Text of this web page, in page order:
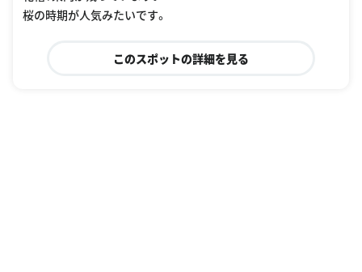
桜の時期が人気みたいです。
このスポットの詳細を見る